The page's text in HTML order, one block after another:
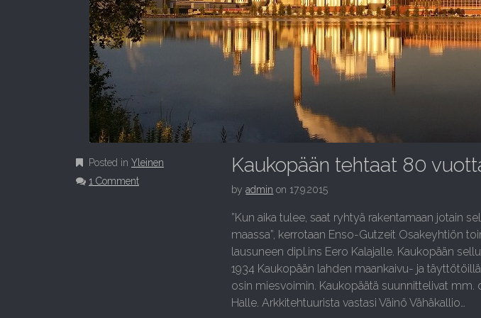
Posted in Yleinen
1 Comment
Kaukopään tehtaat 80
byadmin on 17.9.2015
”Kun aika tulee, saat ryhtyä rakentamaan jotain
maassa”, kerrotaan Enso-Gutzeit Osakeyhtiön
lausuneen dipl.ins Eero Kalajalle. Kaukopään
1934 Kaukopään lahden maankaivu- ja
osin miesvoimin. Kaukopäätä suunnittelivat mm.
Halle. Arkkitehtuurista vastasi Väinö Vähäkallio…